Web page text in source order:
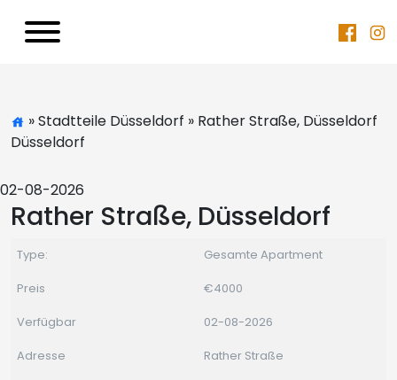
» Stadtteile Düsseldorf » Rather Straße, Düsseldorf
Düsseldorf
02-08-2026
Rather Straße, Düsseldorf
Type:
Gesamte Apartment
Preis
€4000
Verfügbar
02-08-2026
Adresse
Rather Straße